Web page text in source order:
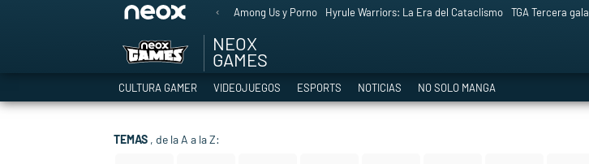
Among Us y Porno Hyrule Warriors: La Era del Cataclismo TGA Tercera gala
NEOX
GAMES
CULTURA GAMER VIDEOJUEGOS ESPORTS NOTICIAS NO SOLO MANGA
TEMAS , de la A a la Z: